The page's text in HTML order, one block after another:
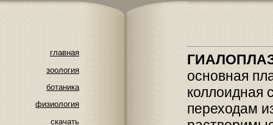
главная
зоология
ботаника
физиология
скачать
основная
коллоидная
переходам